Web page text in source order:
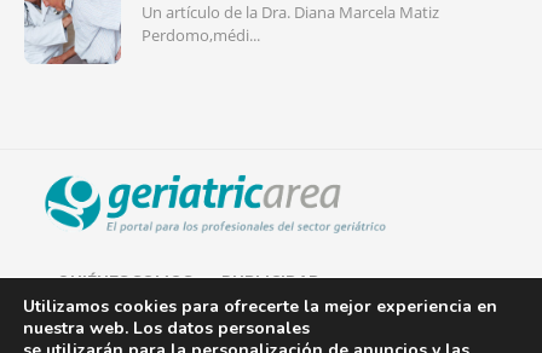
Un artículo de la Dra. Diana Marcela Matiz
Perdomo,médi...
QUIÉNES SOMOS PUBLICIDAD
AVISO LEGAL
Utilizamos cookies para ofrecerte la mejor experiencia en
nuestra web. Los datos personales